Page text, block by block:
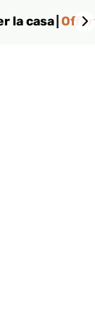
la casa